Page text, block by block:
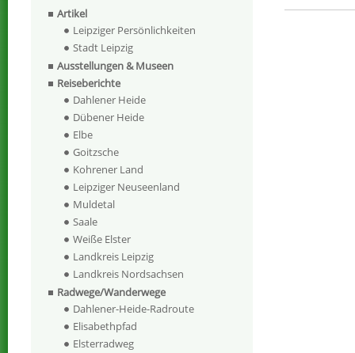
Artikel
Leipziger Persönlichkeiten
Stadt Leipzig
Ausstellungen & Museen
Reiseberichte
Dahlener Heide
Dübener Heide
Elbe
Goitzsche
Kohrener Land
Leipziger Neuseenland
Muldetal
Saale
Weiße Elster
Landkreis Leipzig
Landkreis Nordsachsen
Radwege/Wanderwege
Dahlener-Heide-Radroute
Elisabethpfad
Elsterradweg